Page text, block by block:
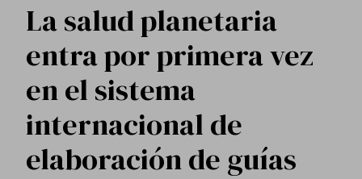
La salud planetaria
entra por primera vez
en el sistema
internacional de
elaboración de guías